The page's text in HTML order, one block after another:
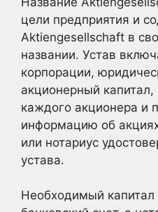
цели предприятия и
Aktiengesellschaft в
названии. Устав
корпорации,
акционерный капитал,
каждого акционера и
информацию об
или нотариус
устава.
Необходимый капитал